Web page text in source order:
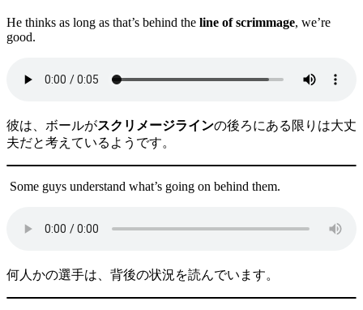
He thinks as long as that’s behind the line of scrimmage, we’re
good.
彼は、ボールがスクリメージラインの後ろにある限りは大丈
夫だと考えているようです。
Some guys understand what’s going on behind them.
何人かの選手は、背後の状況を読んでいます。